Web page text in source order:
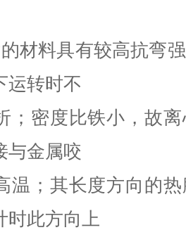
材料具有较高抗弯
运转时不
；密度比铁小，故
与金属咬
温；其长度方向的
时此方向上